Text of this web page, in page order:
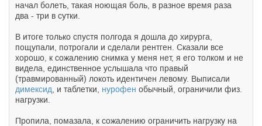
начал болеть, такая ноющая боль, в разное время раза
два - три в сутки.
В итоге только спустя полгода я дошла до хирурга,
пощупали, потрогали и сделали рентген. Сказали все
хорошо, к сожалению снимка у меня нет, я его толком и не
видела, единственное услышала что правый
(травмированный) локоть идентичен левому. Выписали
димексид , и таблетки, нурофен обычный, ограничили физ.
нагрузки.
Пропила, помазала, к сожалению ограничить нагрузку на